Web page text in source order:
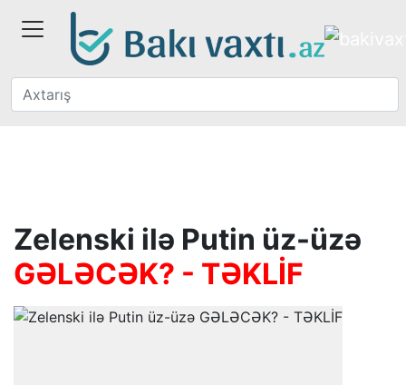
Zelenski ilə Putin üz-üzə
GƏLƏCƏK? - TƏKLİF